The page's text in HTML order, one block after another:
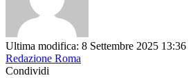
Ultima modifica: 8 Settembre 2025 13:36
Redazione Roma
Condividi